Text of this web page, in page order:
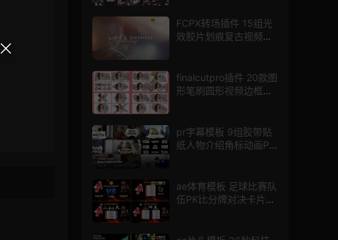
FCPX转场插件 15组光
效胶片划痕复古视频过
finalcutpro插件 20款图
形笔刷圆形视频边框遮
pr字幕模板 9组胶带贴
纸人物介绍角标动画PR
ae体育模板 足球比赛队
伍PK比分牌对决卡片球